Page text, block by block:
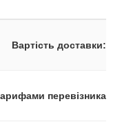
Вартість доставки:
перевізника